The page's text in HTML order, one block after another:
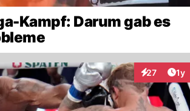
Kampf: Darum gab es
27 1y